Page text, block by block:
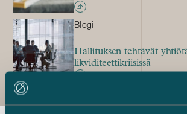
konkurssitilanteessa?
Blogi
Hallituksen tehtävät
likviditeettikriisissä